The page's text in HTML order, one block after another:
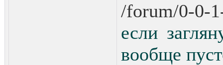
/forum/0-0-
если
вообще